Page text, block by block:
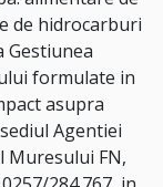
de hidrocarburi
Gestiunea
formulate in
asupra
Agentiei
Muresului FN,